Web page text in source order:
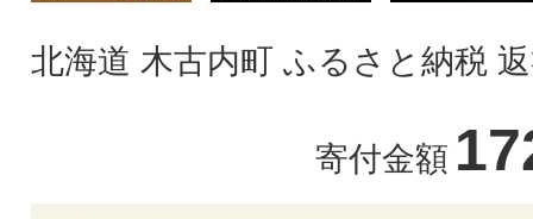
北海道 木古内町 ふるさと納税
寄付金額